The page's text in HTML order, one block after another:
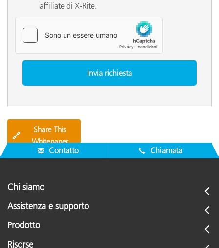
affiliate di X-Rite.
🔗
Share This
Whitepaper
Contatto Chiamata
Chi siamo
Assistenza e supporto
Prodotto
Risorse